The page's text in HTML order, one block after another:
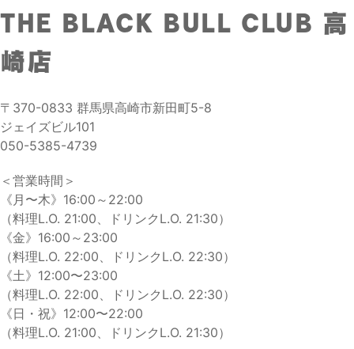
THE BLACK BULL CLUB 高
崎店
〒370-0833 群馬県高崎市新田町5-8
ジェイズビル101
050-5385-4739
＜営業時間＞
《月〜木》16:00～22:00
（料理L.O. 21:00、ドリンクL.O. 21:30）
《金》16:00～23:00
（料理L.O. 22:00、ドリンクL.O. 22:30）
《土》12:00〜23:00
（料理L.O. 22:00、ドリンクL.O. 22:30）
《日・祝》12:00〜22:00
（料理L.O. 21:00、ドリンクL.O. 21:30）